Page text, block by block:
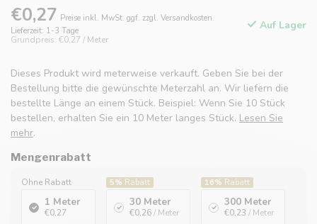
€0,27 Preise inkl. MwSt. ggf. zzgl. Versandkosten.
Lieferzeit: 1-3 Tage
Grundpreis: €0,27 / Meter
Auf Lager
Dieses Produkt wird meterweise verkauft. Geben Sie bei der
Bestellung bitte die gewünschte Meterzahl an. Wir liefern die
bestellte Länge an einem Stück. Beispiel: Wenn Sie 10 Stück
bestellen, erhalten Sie ein 10 Meter langes Stück. Lesen Sie
mehr.
Mengenrabatt
Ohne Rabatt
1 Meter
€0,27
5% Rabatt
30 Meter
€0,26/ Meter
16% Rabatt
300 Meter
€0,23 / Meter